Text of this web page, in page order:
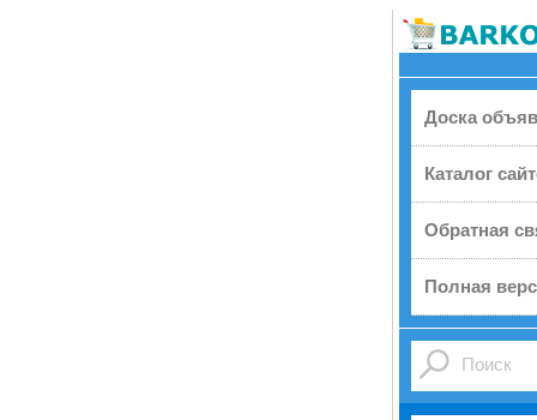
Доска
Каталог
Обратная
Полная